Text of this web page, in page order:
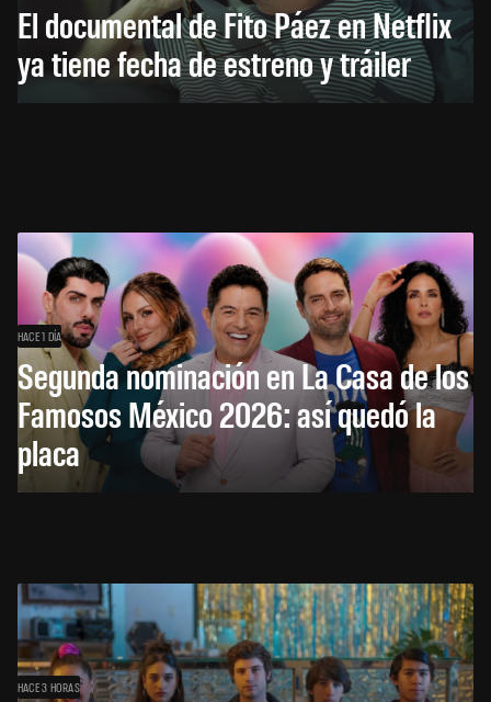
El documental de Fito Páez en Netflix
ya tiene fecha de estreno y tráiler
HACE 1 DÍA
Segunda nominación en La Casa de los
Famosos México 2026: así quedó la
placa
HACE 3 HORAS